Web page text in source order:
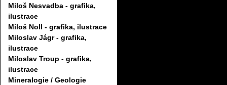
Miloš Nesvadba - grafika,
ilustrace
Miloš Noll - grafika, ilustrace
Miloslav Jágr - grafika,
ilustrace
Miloslav Troup - grafika,
ilustrace
Mineralogie / Geologie